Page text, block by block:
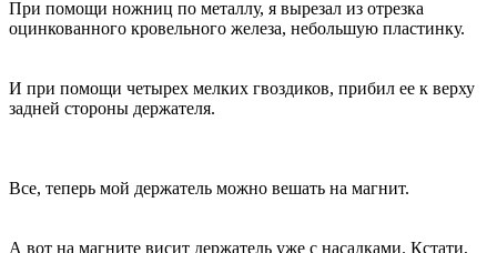
При помощи ножниц по металлу, я вырезал из отрезка
оцинкованного кровельного железа, небольшую пластинку.
И при помощи четырех мелких гвоздиков, прибил ее к верху
задней стороны держателя.
Все, теперь мой держатель можно вешать на магнит.
А вот на магните висит держатель уже с насадками. Кстати,